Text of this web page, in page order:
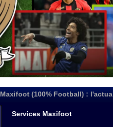
Maxifoot (100% Football) :
Services Maxifoot